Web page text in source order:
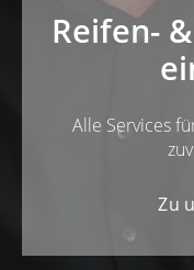
Reifen-
Alle Services
Zu